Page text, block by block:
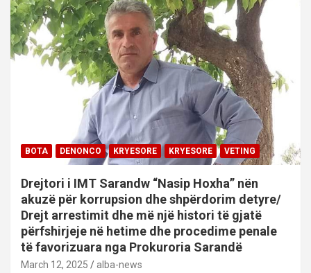
BOTA DENONCO KRYESORE KRYESORE VETING
Drejtori i IMT Sarandw “Nasip Hoxha” nën
akuzë për korrupsion dhe shpërdorim detyre/
Drejt arrestimit dhe më një histori të gjatë
përfshirjeje në hetime dhe procedime penale
të favorizuara nga Prokuroria Sarandë
March 12, 2025 alba-news